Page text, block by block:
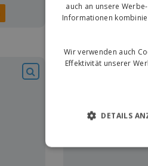
Design
auch an unsere
Informationen
Wir verwenden auch
Effektivität unserer
DETAILS